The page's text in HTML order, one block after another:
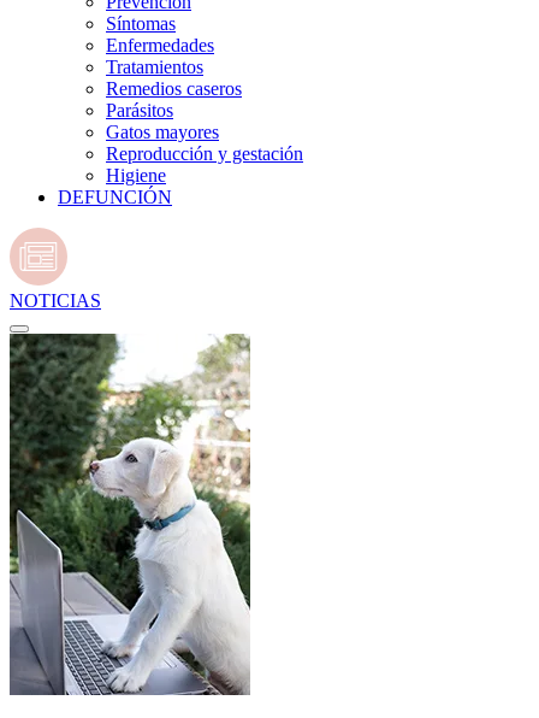
Síntomas
Enfermedades
Tratamientos
Remedios caseros
Parásitos
Gatos mayores
Reproducción y gestación
Higiene
DEFUNCIÓN
NOTICIAS